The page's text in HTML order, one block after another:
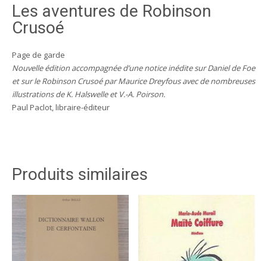
Les aventures de Robinson
Crusoé
Page de garde
Nouvelle édition accompagnée d’une notice inédite sur Daniel de Foe
et sur le Robinson Crusoé par Maurice Dreyfous avec de nombreuses
illustrations de K. Halswelle et V.-A. Poirson.
Paul Paclot, libraire-éditeur
Produits similaires